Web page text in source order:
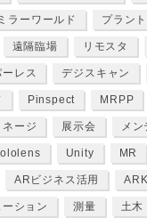
ミラーワールド プラン
遠隔臨場 リモスタ
レス デジスキャン
Pinspect MRPP
ネージ 展示会 メン
Unity MR
ARビジネス活用
ション 測量 土木